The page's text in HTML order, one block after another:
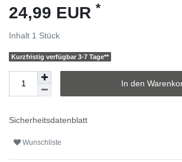
24,99 EUR *
Inhalt 1 Stück
Kurzfristig verfügbar 3-7 Tage**
In den
Sicherheitsdatenblatt
Wunschliste